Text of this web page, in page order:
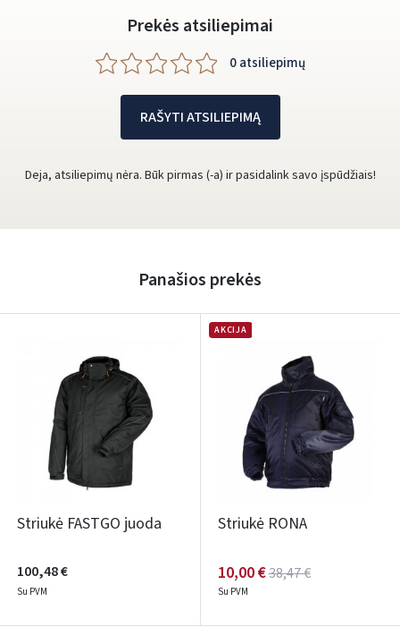
Prekės atsiliepimai
0 atsiliepimų
RAŠYTI ATSILIEPIMĄ
Deja, atsiliepimų nėra. Būk pirmas (-a) ir pasidalink savo įspūdžiais!
Panašios prekės
Striukė FASTGO juoda
100,48 €
Su PVM
AKCIJA
Striukė RONA
10,00 €38,47 €
Su PVM